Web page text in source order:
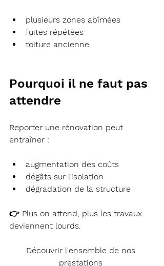
plusieurs zones abîmées
fuites répétées
toiture ancienne
Pourquoi il ne faut pas
attendre
Reporter une rénovation peut
entraîner :
augmentation des coûts
dégâts sur l’isolation
dégradation de la structure
👉 Plus on attend, plus les travaux
deviennent lourds.
Découvrir l'ensemble de nos
prestations